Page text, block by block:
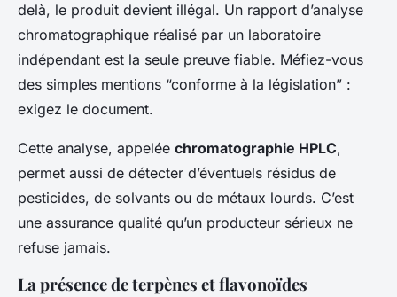
delà, le produit devient illégal. Un rapport d’analyse
chromatographique réalisé par un laboratoire
indépendant est la seule preuve fiable. Méfiez-vous
des simples mentions “conforme à la législation” :
exigez le document.
Cette analyse, appelée chromatographie HPLC,
permet aussi de détecter d’éventuels résidus de
pesticides, de solvants ou de métaux lourds. C’est
une assurance qualité qu’un producteur sérieux ne
refuse jamais.
La présence de terpènes et flavonoïdes